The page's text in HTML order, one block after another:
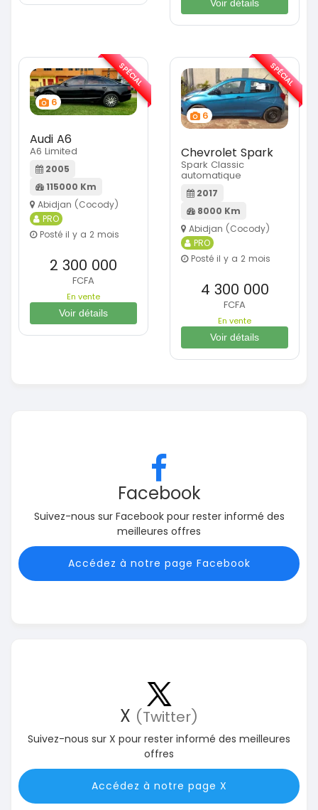
Voir détails
6
Audi A6
A6 Limited
2005
115000 Km
Abidjan (Cocody)
PRO
Posté il y a 2 mois
2 300 000
FCFA
En vente
Voir détails
SPÉCIAL
6
Chevrolet Spark
Spark Classic
automatique
2017
8000 Km
Abidjan (Cocody)
PRO
Posté il y a 2 mois
4 300 000
FCFA
En vente
Voir détails
SPÉCIAL
Facebook
Suivez-nous sur Facebook pour rester informé des
meilleures offres
Accédez à notre page Facebook
X (Twitter)
Suivez-nous sur X pour rester informé des meilleures
offres
Accédez à notre page X